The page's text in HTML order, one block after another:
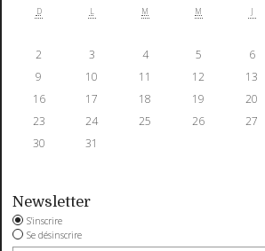
D L M M
2
3 4 5 6
9
10 11 12 13
16
17 18 19 20
23
24 25 26 27
30
31
Newsletter
S'inscrire
Se désinscrire